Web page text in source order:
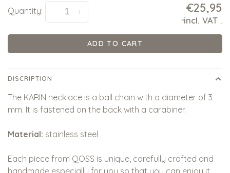
Quantity: +
- €25,95
*incl. VAT .
ADD TO CART
DISCRIPTION
The KARIN necklace is a ball chain with a diameter of 3
mm. It is fastened on the back with a carabiner.
Material: stainless steel
Each piece from QOSS is unique, carefully crafted and